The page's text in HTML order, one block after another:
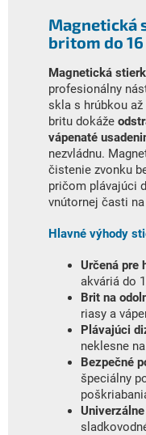
Magnetická
britom do
Magnetická
profesionálny
skla s hrúbkou až
britu dokáže
vápenaté
nezvládnu.
čistenie zvonku
pričom plávajúci
vnútornej časti
Hlavné výhody
Určená pre
akváriá do
Brit na
riasy a
Plávajúci
neklesne
Bezpečné
špeciálny